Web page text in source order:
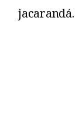
jacarandá.